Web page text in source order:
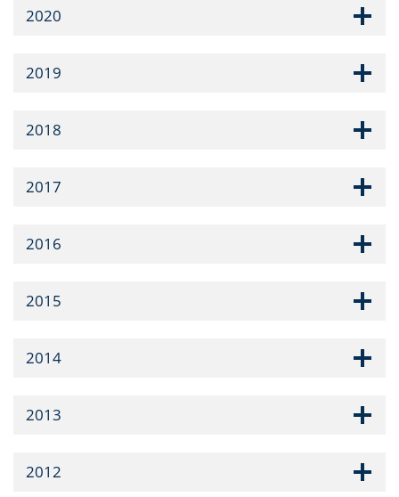
2020
2019
2018
2017
2016
2015
2014
2013
2012